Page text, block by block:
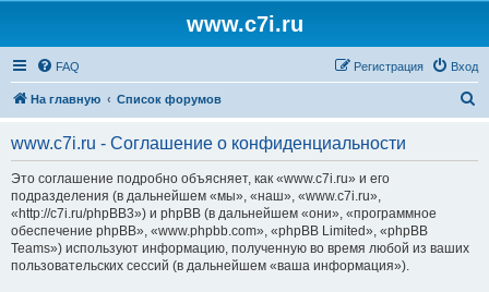
www.c7i.ru
FAQ Вход
Регистрация
На главную Список форумов
www.c7i.ru - Соглашение о конфиденциальности
Это соглашение подробно объясняет, как «www.c7i.ru» и его
подразделения (в дальнейшем «мы», «наш», «www.c7i.ru»,
«http://c7i.ru/phpBB3») и phpBB (в дальнейшем «они», «программное
обеспечение phpBB», «www.phpbb.com», «phpBB Limited», «phpBB
Teams») используют информацию, полученную во время любой из ваших
пользовательских сессий (в дальнейшем «ваша информация»).